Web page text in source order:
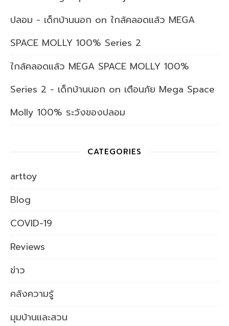
ปลอม - เด็กบ้านนอก on ใกล้คลอดแล้ว MEGA
SPACE MOLLY 100% Series 2
ใกล้คลอดแล้ว MEGA SPACE MOLLY 100%
Series 2 - เด็กบ้านนอก on เตือนภัย Mega Space
Molly 100% ระวังของปลอม
CATEGORIES
arttoy
Blog
COVID-19
Reviews
ข่าว
คลังความรู้
มุมบ้านและสวน